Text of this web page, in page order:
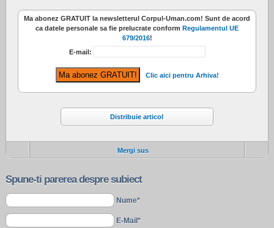
Ma abonez GRATUIT la newsletterul Corpul-Uman.com! Sunt de acord
ca datele personale sa fie prelucrate conform Regulamentul UE
679/2016!
E-mail:
Clic aici pentru Arhiva!
Distribuie articol
Mergi sus
Spune-ti parerea despre subiect
Nume*
E-Mail*